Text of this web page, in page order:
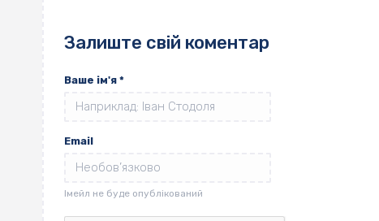
Залиште свій коментар
Ваше ім'я *
Email